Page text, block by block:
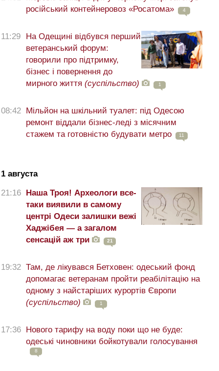
російський контейнеровоз «Росатома»
4
11:29
На Одещині відбувся перший
ветеранський форум:
говорили про підтримку,
бізнес і повернення до
мирного життя (суспільство) 1
08:42 Мільйон на шкільний туалет: під Одесою
ремонт віддали бізнес-леді з місячним
стажем та готовністю будувати метро
11
1 августа
21:16 Наша Троя! Археологи все-
таки виявили в самому
центрі Одеси залишки вежі
Хаджібея — а загалом
сенсацій аж три
21
19:32 Там, де лікувався Бетховен: одеський фонд
допомагає ветеранам пройти реабілітацію на
одному з найстаріших курортів Європи
(суспільство)
1
17:36 Нового тарифу на воду поки що не буде:
одеські чиновники бойкотували голосування
8